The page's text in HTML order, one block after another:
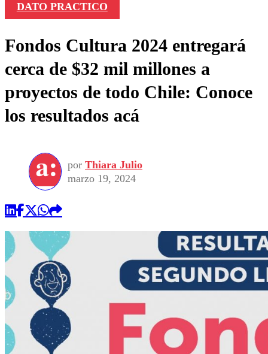
DATO PRACTICO
Fondos Cultura 2024 entregará
cerca de $32 mil millones a
proyectos de todo Chile: Conoce
los resultados acá
por Thiara Julio
marzo 19, 2024